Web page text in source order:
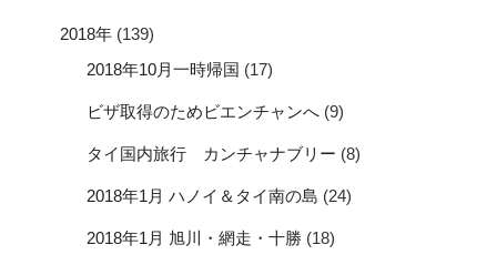
2018年 (139)
2018年10月一時帰国 (17)
ビザ取得のためビエンチャンへ (9)
タイ国内旅行 カンチャナブリー (8)
2018年1月 ハノイ＆タイ南の島 (24)
2018年1月 旭川・網走・十勝 (18)